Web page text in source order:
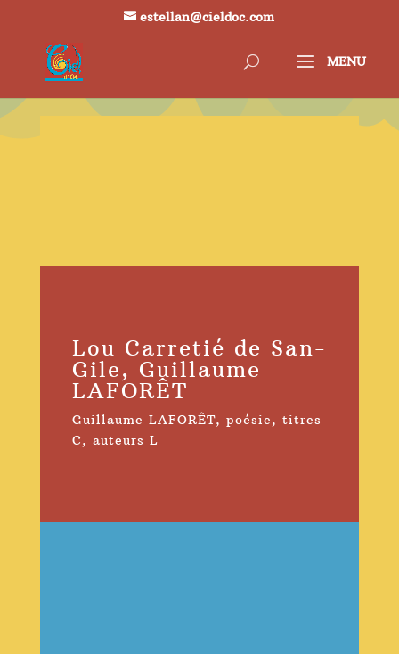
estellan@cieldoc.com
Lou Carretié de San-
Gile, Guillaume
LAFORÊT
Guillaume LAFORÊT, poésie, titres
C, auteurs L